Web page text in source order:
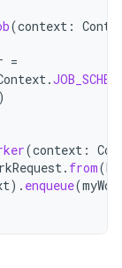
(context :
=
.
)
(context :
. from(
). enqueue(